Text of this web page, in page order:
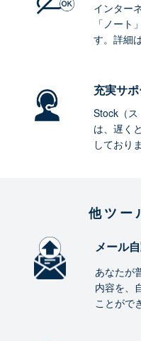
インター
「ノート
す。詳細
充実サポ
Stock（
は、遅く
しており
他ツー
メール
あなたが
内容を、
ことがで